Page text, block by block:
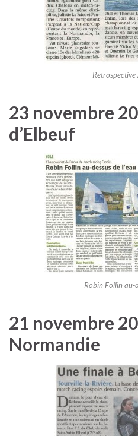
23 novembre
d’Elbeuf
Robin Follin au-
21 novembre
Normandie